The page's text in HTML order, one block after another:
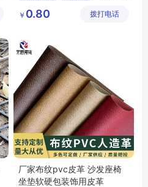
彩色针织松紧带
有限公司
￥ 0.80 拨打电话
厂家布纹pvc皮革 沙发座椅
坐垫软硬包装饰用皮革